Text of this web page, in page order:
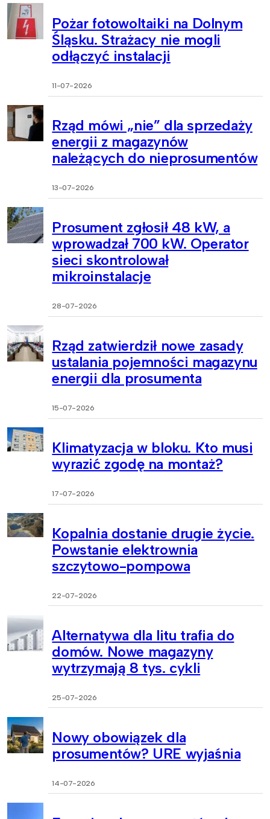
Pożar fotowoltaiki na Dolnym
Śląsku. Strażacy nie mogli
odłączyć instalacji
11-07-2026
Rząd mówi „nie” dla sprzedaży
energii z magazynów
należących do nieprosumentów
13-07-2026
Prosument zgłosił 48 kW, a
wprowadzał 700 kW. Operator
sieci skontrolował
mikroinstalacje
28-07-2026
Rząd zatwierdził nowe zasady
ustalania pojemności magazynu
energii dla prosumenta
15-07-2026
Klimatyzacja w bloku. Kto musi
wyrazić zgodę na montaż?
17-07-2026
Kopalnia dostanie drugie życie.
Powstanie elektrownia
szczytowo-pompowa
22-07-2026
Alternatywa dla litu trafia do
domów. Nowe magazyny
wytrzymają 8 tys. cykli
25-07-2026
Nowy obowiązek dla
prosumentów? URE wyjaśnia
14-07-2026